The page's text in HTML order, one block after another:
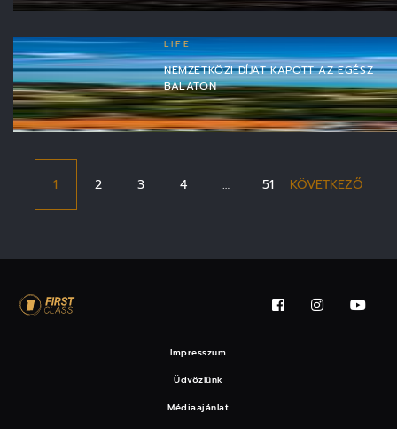
LIFE
NEMZETKÖZI DÍJAT KAPOTT AZ EGÉSZ
BALATON
1 2 3 4 … 51 KÖVETKEZŐ
Impresszum
Üdvözlünk
Médiaajánlat